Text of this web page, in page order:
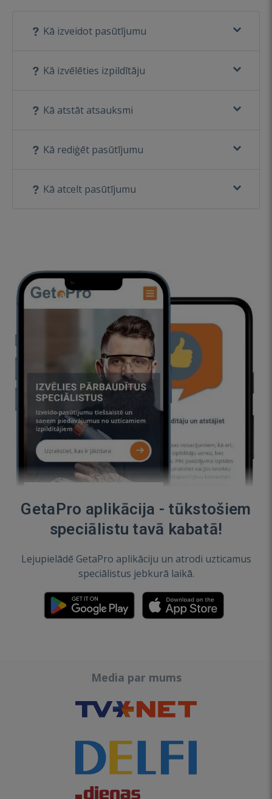
Kā izveidot pasūtījumu
Kā izvēlēties izpildītāju
Kā atstāt atsauksmi
Kā rediģēt pasūtījumu
Kā atcelt pasūtījumu
GetaPro aplikācija - tūkstošiem
speciālistu tavā kabatā!
Lejupielādē GetaPro aplikāciju un atrodi uzticamus
speciālistus jebkurā laikā.
Media par mums